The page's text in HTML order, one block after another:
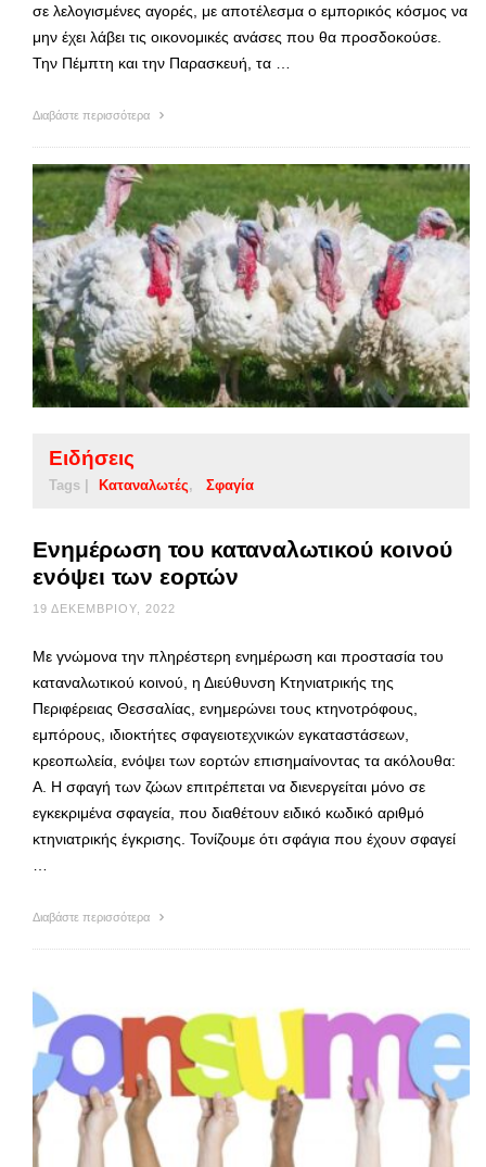
σε λελογισμένες αγορές, με αποτέλεσμα ο εμπορικός κόσμος να
μην έχει λάβει τις οικονομικές ανάσες που θα προσδοκούσε.
Την Πέμπτη και την Παρασκευή, τα …
Διαβάστε περισσότερα
Ειδήσεις
Tags | Καταναλωτές Σφαγία
Ενημέρωση του καταναλωτικού κοινού
ενόψει των εορτών
19 ΔΕΚΕΜΒΡΊΟΥ, 2022
Με γνώμονα την πληρέστερη ενημέρωση και προστασία του
καταναλωτικού κοινού, η Διεύθυνση Κτηνιατρικής της
Περιφέρειας Θεσσαλίας, ενημερώνει τους κτηνοτρόφους,
εμπόρους, ιδιοκτήτες σφαγειοτεχνικών εγκαταστάσεων,
κρεοπωλεία, ενόψει των εορτών επισημαίνοντας τα ακόλουθα:
Α. Η σφαγή των ζώων επιτρέπεται να διενεργείται μόνο σε
εγκεκριμένα σφαγεία, που διαθέτουν ειδικό κωδικό αριθμό
κτηνιατρικής έγκρισης. Τονίζουμε ότι σφάγια που έχουν σφαγεί
Διαβάστε περισσότερα